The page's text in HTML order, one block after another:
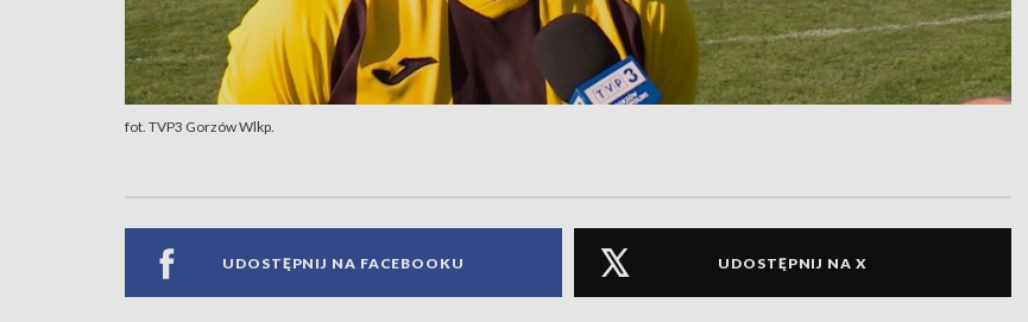
fot. TVP3 Gorzów Wlkp.
UDOSTĘPNIJ NA FACEBOOKU UDOSTĘPNIJ NA X